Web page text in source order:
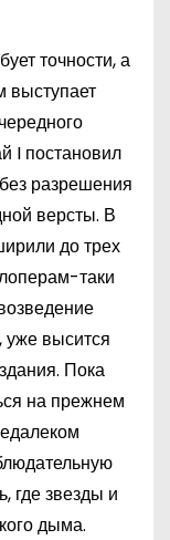
точности, а
выступает
I постановил
разрешения
версты. В
до трех
таки
уже высится
Пока
на прежнем
где звезды и
дыма.